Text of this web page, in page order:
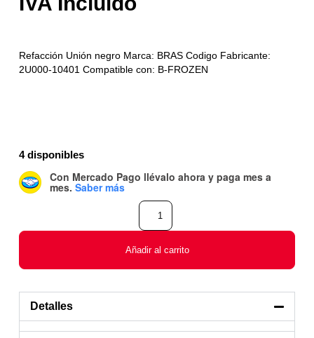
Refacción Unión negro Marca: BRAS Codigo Fabricante:
2U000-10401 Compatible con: B-FROZEN
4 disponibles
Con Mercado Pago llévalo ahora y paga mes a
mes. Saber más
Añadir al carrito
Detalles